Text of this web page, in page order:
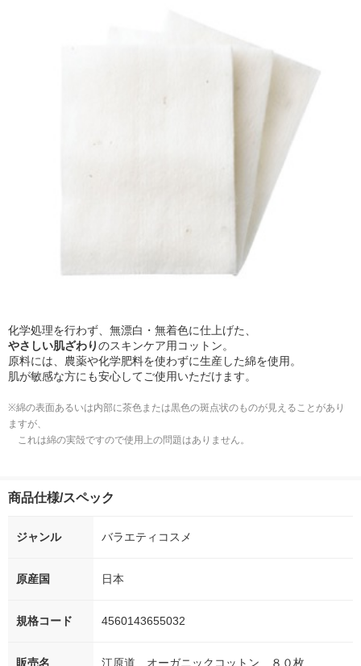
化学処理を行わず、無漂白・無着色に仕上げた、
やさしい肌ざわりのスキンケア用コットン。
原料には、農薬や化学肥料を使わずに生産した綿を使用。
肌が敏感な方にも安心してご使用いただけます。
※綿の表面あるいは内部に茶色または黒色の斑点状のものが見えることがあり
ますが、
これは綿の実殻ですので使用上の問題はありません。
商品仕様/スペック
ジャンル バラエティコスメ
原産国 日本
規格コード 4560143655032
販売名 江原道 オーガニックコットン ８０枚